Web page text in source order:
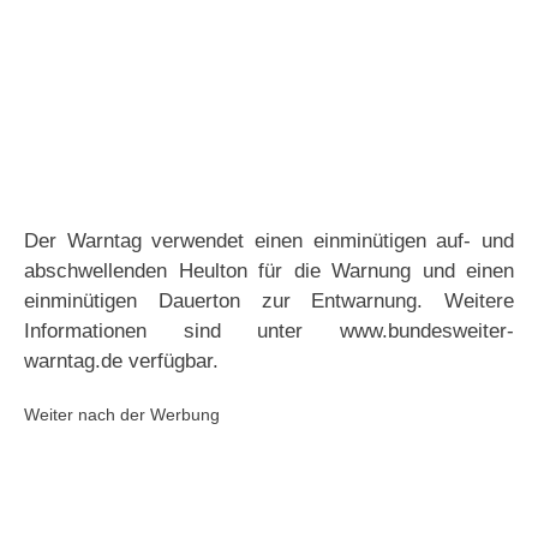
Der Warntag verwendet einen einminütigen auf- und
abschwellenden Heulton für die Warnung und einen
einminütigen Dauerton zur Entwarnung. Weitere
Informationen sind unter www.bundesweiter-
warntag.de verfügbar.
Weiter nach der Werbung